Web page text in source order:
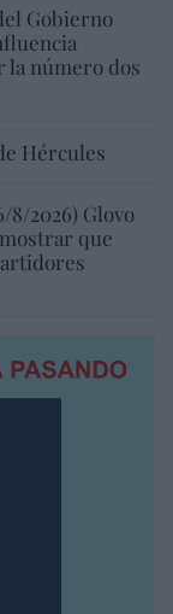
Gobierno
la número dos
Hércules
8/2026) Glovo
que